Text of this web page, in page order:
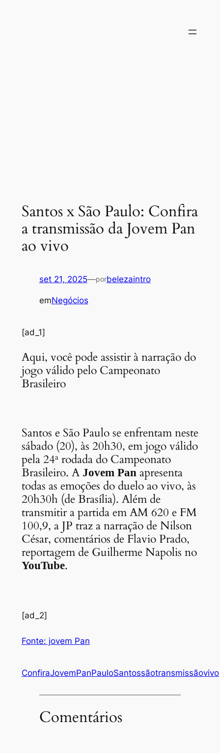
Santos x São Paulo: Confira
a transmissão da Jovem Pan
ao vivo
set 21, 2025—porbelezaintro
emNegócios
[ad_1]
Aqui, você pode assistir à narração do
jogo válido pelo Campeonato
Brasileiro
Santos e São Paulo se enfrentam neste
sábado (20), às 20h30, em jogo válido
pela 24ª rodada do Campeonato
Brasileiro. A Jovem Panapresenta
todas as emoções do duelo ao vivo, às
20h30h (de Brasília). Além de
transmitir a partida em AM 620 e FM
100,9, a JP traz a narração de Nilson
César, comentários de Flavio Prado,
reportagem de Guilherme Napolis no
YouTube.
[ad_2]
Fonte: jovem Pan
ConfiraJovemPanPauloSantossãotransmissãovivo
Comentários